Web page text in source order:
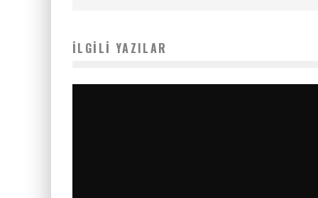
İLGILI YAZILAR